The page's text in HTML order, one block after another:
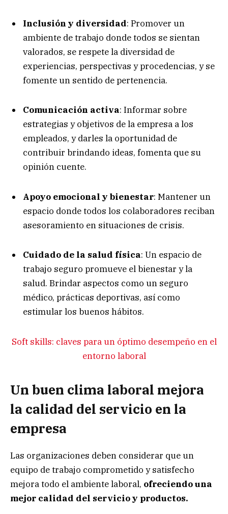
Inclusión y diversidad: Promover un
ambiente de trabajo donde todos se sientan
valorados, se respete la diversidad de
experiencias, perspectivas y procedencias, y se
fomente un sentido de pertenencia.
Comunicación activa: Informar sobre
estrategias y objetivos de la empresa a los
empleados, y darles la oportunidad de
contribuir brindando ideas, fomenta que su
opinión cuente.
Apoyo emocional y bienestar: Mantener un
espacio donde todos los colaboradores reciban
asesoramiento en situaciones de crisis.
Cuidado de la salud física: Un espacio de
trabajo seguro promueve el bienestar y la
salud. Brindar aspectos como un seguro
médico, prácticas deportivas, así como
estimular los buenos hábitos.
Soft skills: claves para un óptimo desempeño en el
entorno laboral
Un buen clima laboral mejora
la calidad del servicio en la
empresa
Las organizaciones deben considerar que un
equipo de trabajo comprometido y satisfecho
mejora todo el ambiente laboral, ofreciendo una
mejor calidad del servicio y productos.